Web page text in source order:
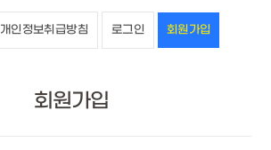
개인정보취급방침 로그인 회원가입
회원가입